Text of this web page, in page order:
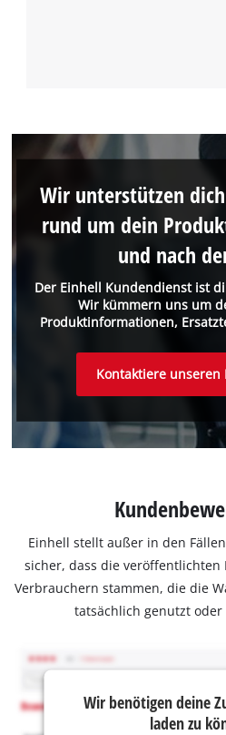
Der Einhell Kundendienst ist
Wir kümmern uns um
Produktinformationen,
Wir unterstützen
rund um dein
und nach
Kontaktiere
Einhell stellt außer in den
sicher, dass die veröffentlichten
Verbrauchern stammen, die die
tatsächlich genutzt
Wir benötigen deine
laden zu